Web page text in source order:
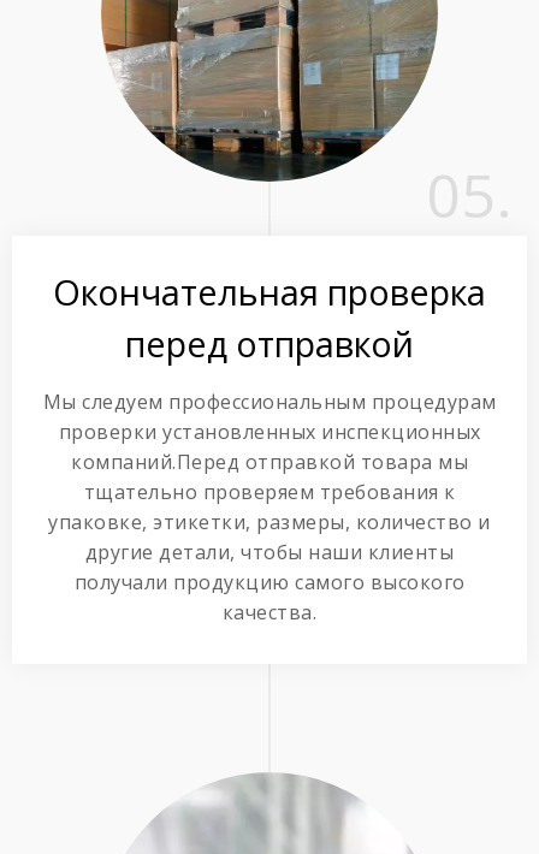
05.
Окончательная проверка
перед отправкой
Мы следуем профессиональным процедурам
проверки установленных инспекционных
компаний.Перед отправкой товара мы
тщательно проверяем требования к
упаковке, этикетки, размеры, количество и
другие детали, чтобы наши клиенты
получали продукцию самого высокого
качества.